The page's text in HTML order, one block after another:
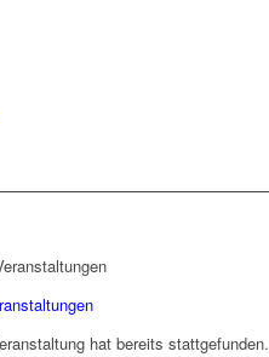
hat bereits stattgefunden.